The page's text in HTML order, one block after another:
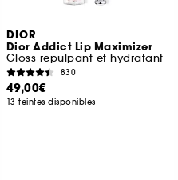
DIOR
Dior Addict Lip Maximizer
Gloss repulpant et hydratant
830
49,00€
13 teintes disponibles